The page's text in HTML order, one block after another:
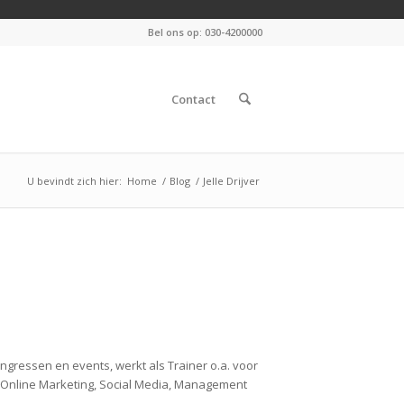
Bel ons op: 030-4200000
Contact
U bevindt zich hier: Home / Blog / Jelle Drijver
en events, werkt als Trainer o.a. voor
Marketing, Social Media, Management